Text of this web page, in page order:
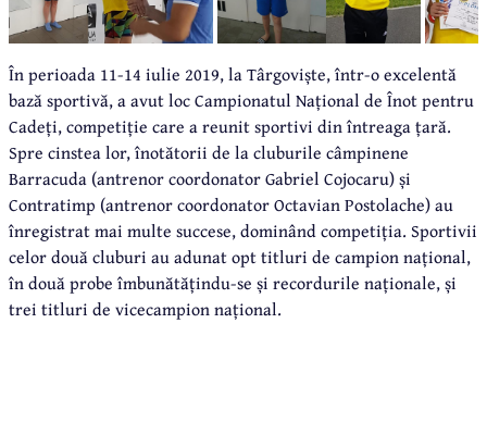
În perioada 11-14 iulie 2019, la Târgoviște, într-o excelentă
bază sportivă, a avut loc Campionatul Național de Înot pentru
Cadeți, competiție care a reunit sportivi din întreaga țară.
Spre cinstea lor, înotătorii de la cluburile câmpinene
Barracuda (antrenor coordonator Gabriel Cojocaru) și
Contratimp (antrenor coordonator Octavian Postolache) au
înregistrat mai multe succese, dominând competiția. Sportivii
celor două cluburi au adunat opt titluri de campion național,
în două probe îmbunătățindu-se și recordurile naționale, și
trei titluri de vicecampion național.